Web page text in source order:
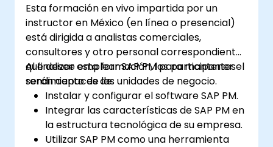
Esta formación en vivo impartida por un
instructor en México (en línea o presencial)
está dirigida a analistas comerciales,
consultores y otro personal correspondiente
que desee emplear SAP PM para mantener el
rendimiento de las unidades de negocio.
Al finalizar esta formación, los participantes
serán capaces de:
Instalar y configurar el software SAP PM.
Integrar las características de SAP PM en
la estructura tecnológica de su empresa.
Utilizar SAP PM como una herramienta